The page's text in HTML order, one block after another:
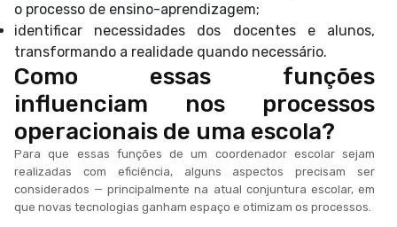
o processo de ensino-aprendizagem;
identificar necessidades dos docentes e alunos,
transformando a realidade quando necessário.
Como essas funções
influenciam nos processos
operacionais de uma escola?
Para que essas funções de um coordenador escolar sejam
realizadas com eficiência, alguns aspectos precisam ser
considerados — principalmente na atual conjuntura escolar, em
que novas tecnologias ganham espaço e otimizam os processos.